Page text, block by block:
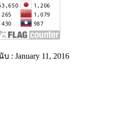
: January 11, 2016